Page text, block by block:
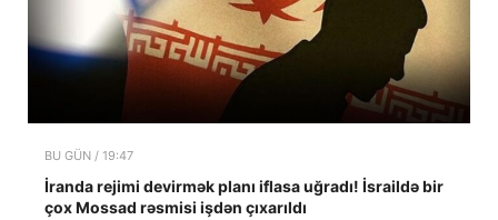
BU GÜN / 19:47
İranda rejimi devirmək planı iflasa uğradı! İsraildə bir
çox Mossad rəsmisi işdən çıxarıldı